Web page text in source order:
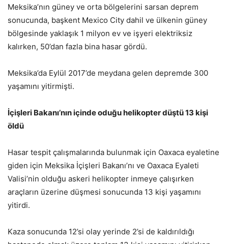
Meksika’nın güney ve orta bölgelerini sarsan deprem
sonucunda, başkent Mexico City dahil ve ülkenin güney
bölgesinde yaklaşık 1 milyon ev ve işyeri elektriksiz
kalırken, 50’dan fazla bina hasar gördü.
Meksika’da Eylül 2017’de meydana gelen depremde 300
yaşamını yitirmişti.
İçişleri Bakanı’nın içinde oduğu helikopter düştü 13 kişi
öldü
Hasar tespit çalışmalarında bulunmak için Oaxaca eyaletine
giden için Meksika İçişleri Bakanı’nı ve Oaxaca Eyaleti
Valisi’nin olduğu askeri helikopter inmeye çalışırken
araçların üzerine düşmesi sonucunda 13 kişi yaşamını
yitirdi.
Kaza sonucunda 12’si olay yerinde 2’si de kaldırıldığı